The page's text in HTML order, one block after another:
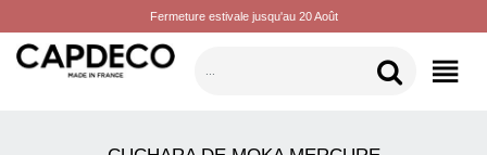
Fermeture estivale jusqu'au 20 Août
CATEGORÍAS